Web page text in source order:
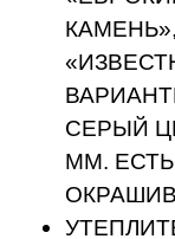
ЧЗТ -
завод